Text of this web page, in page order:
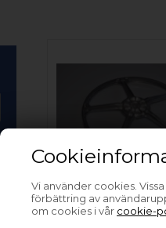
Vi använder cookies.
förbättring av
om cookies i vår cookie-
Remhjul, Polar
tvättmaskin